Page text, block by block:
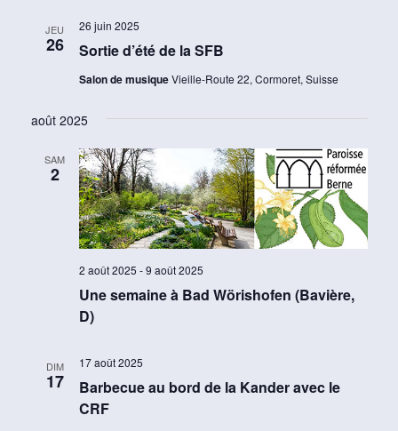
JEU
26 Sortie d’été de la SFB
26 juin 2025
Salon de musiqueVieille-Route 22, Cormoret, Suisse
août 2025
SAM
2
Une semaine à Bad Wörishofen (Bavière,
D)
2 août 2025 -9 août 2025
DIM
17
Barbecue au bord de la Kander avec le
CRF
17 août 2025